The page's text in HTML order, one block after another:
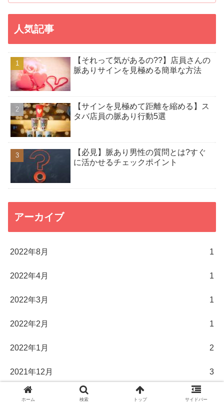
人気記事
【それって気があるの??】店員さんの
脈ありサインを見極める簡単な方法
【サインを見極めて距離を縮める】ス
タバ店員の脈あり行動5選
【必見】脈あり男性の質問とは?すぐ
に活かせるチェックポイント
アーカイブ
2022年8月 1
2022年4月 1
2022年3月 1
2022年2月 1
2022年1月 2
2021年12月 3
2021年11月
ホーム 検索 トップ サイドバー